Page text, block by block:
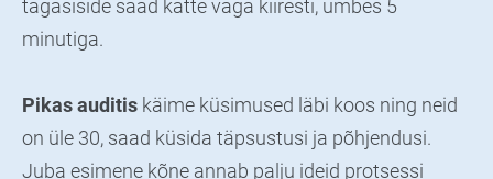
tagasiside saad kätte väga kiiresti, umbes 5
minutiga.
Pikas auditis käime küsimused läbi koos ning neid
on üle 30, saad küsida täpsustusi ja põhjendusi.
Juba esimene kõne annab palju ideid protsessi